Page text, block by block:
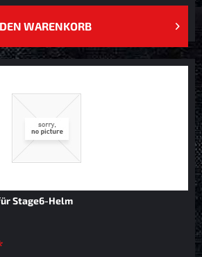
WARENKORB
Stage6-Helm